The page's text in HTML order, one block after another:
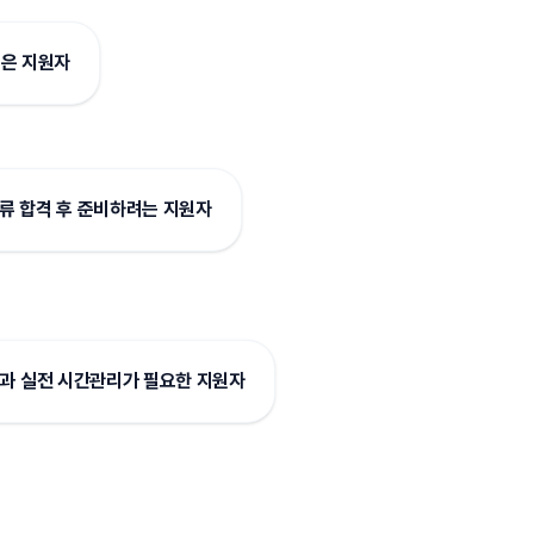
지원자
합격 후 준비하려는 지원자
실전 시간관리가 필요한 지원자